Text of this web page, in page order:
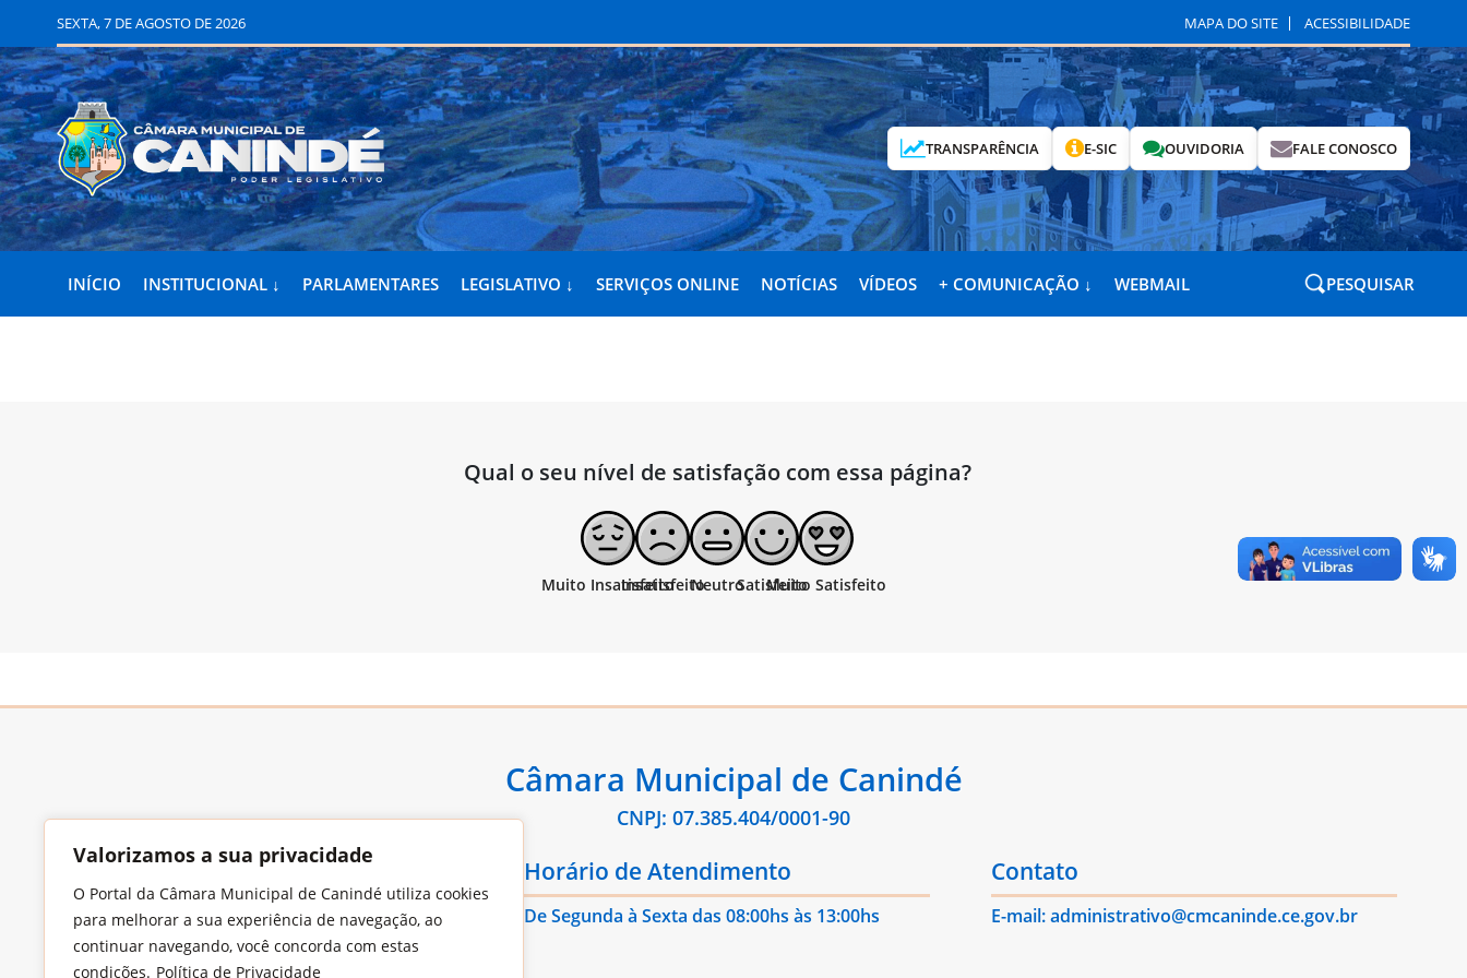
Valorizamos a sua privacidade
O Portal da Câmara Municipal de Canindé utiliza cookies
para melhorar a sua experiência de navegação, ao
continuar navegando, você concorda com estas
condições. Política de Privacidade
SEXTA, 7 DE AGOSTO DE 2026 MAPA DO SITE ACESSIBILIDADE
TRANSPARÊNCIA E-SIC OUVIDORIA FALE CONOSCO
INÍCIO INSTITUCIONAL ↓ PARLAMENTARES LEGISLATIVO ↓ SERVIÇOS ONLINE NOTÍCIAS VÍDEOS + COMUNICAÇÃO ↓ WEBMAIL PESQUISAR
Qual o seu nível de satisfação com essa página?
Câmara Municipal de Canindé
CNPJ: 07.385.404/0001-90
Endereço
Largo Francisco Xavier de Medeiros, S/N,
Imaculada Conceição, CEP: 62.700-000 –
Canindé/CE
Horário de Atendimento
De Segunda à Sexta das 08:00hs às 13:00hs
Contato
E-mail: administrativo@cmcaninde.ce.gov.br